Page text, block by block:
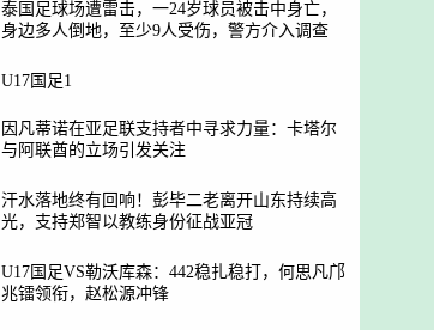
泰国足球场遭雷击，一24岁球员被击中身亡，
身边多人倒地，至少9人受伤，警方介入调查
U17国足1
因凡蒂诺在亚足联支持者中寻求力量：卡塔尔
与阿联酋的立场引发关注
汗水落地终有回响！彭毕二老离开山东持续高
光，支持郑智以教练身份征战亚冠
U17国足VS勒沃库森：442稳扎稳打，何思凡邝
兆镭领衔，赵松源冲锋